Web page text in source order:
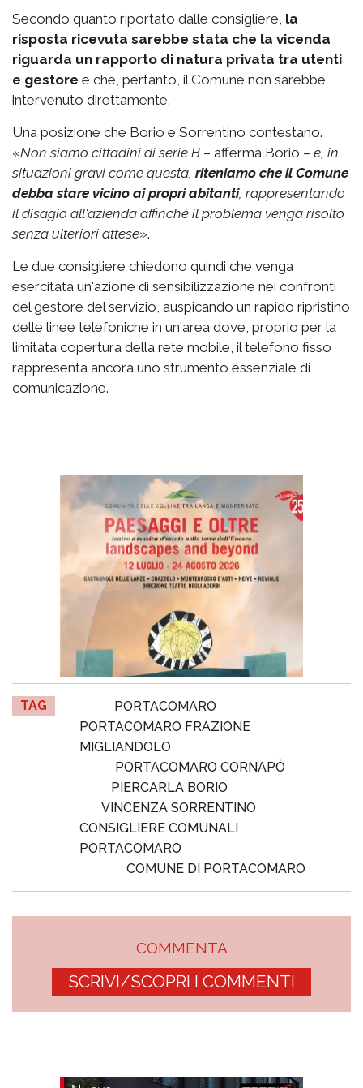
Secondo quanto riportato dalle consigliere, la
risposta ricevuta sarebbe stata che la vicenda
riguarda un rapporto di natura privata tra utenti
e gestore e che, pertanto, il Comune non sarebbe
intervenuto direttamente.
Una posizione che Borio e Sorrentino contestano.
«Non siamo cittadini di serie B – afferma Borio – e, in
situazioni gravi come questa, riteniamo che il Comune
debba stare vicino ai propri abitanti, rappresentando
il disagio all'azienda affinché il problema venga risolto
senza ulteriori attese».
Le due consigliere chiedono quindi che venga
esercitata un'azione di sensibilizzazione nei confronti
del gestore del servizio, auspicando un rapido ripristino
delle linee telefoniche in un'area dove, proprio per la
limitata copertura della rete mobile, il telefono fisso
rappresenta ancora uno strumento essenziale di
comunicazione.
TAG
PORTACOMARO
PORTACOMARO FRAZIONE
MIGLIANDOLO
PORTACOMARO CORNAPÒ
PIERCARLA BORIO
VINCENZA SORRENTINO
CONSIGLIERE COMUNALI
PORTACOMARO
COMUNE DI PORTACOMARO
COMMENTA
SCRIVI/SCOPRI I COMMENTI